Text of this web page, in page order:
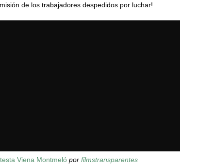
de los trabajadores despedidos por luchar!
Viena Montmeló por filmstransparentes